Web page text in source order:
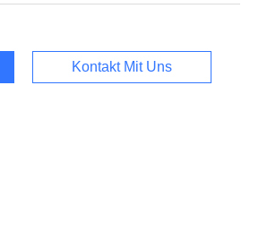
Kontakt Mit Uns